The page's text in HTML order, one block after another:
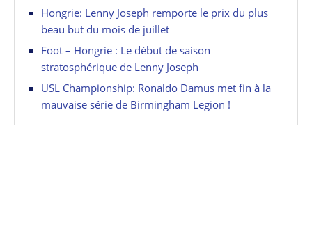
Hongrie: Lenny Joseph remporte le prix du plus
beau but du mois de juillet
Foot – Hongrie : Le début de saison
stratosphérique de Lenny Joseph
USL Championship: Ronaldo Damus met fin à la
mauvaise série de Birmingham Legion !